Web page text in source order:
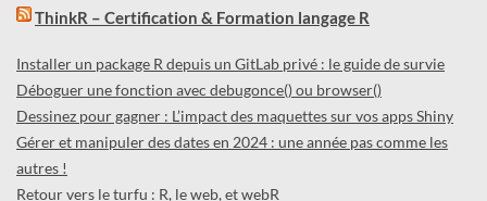
ThinkR – Certification & Formation langage R
Installer un package R depuis un GitLab privé : le guide de survie
Déboguer une fonction avec debugonce() ou browser()
Dessinez pour gagner : L’impact des maquettes sur vos apps Shiny
Gérer et manipuler des dates en 2024 : une année pas comme les
autres !
Retour vers le turfu : R, le web, et webR